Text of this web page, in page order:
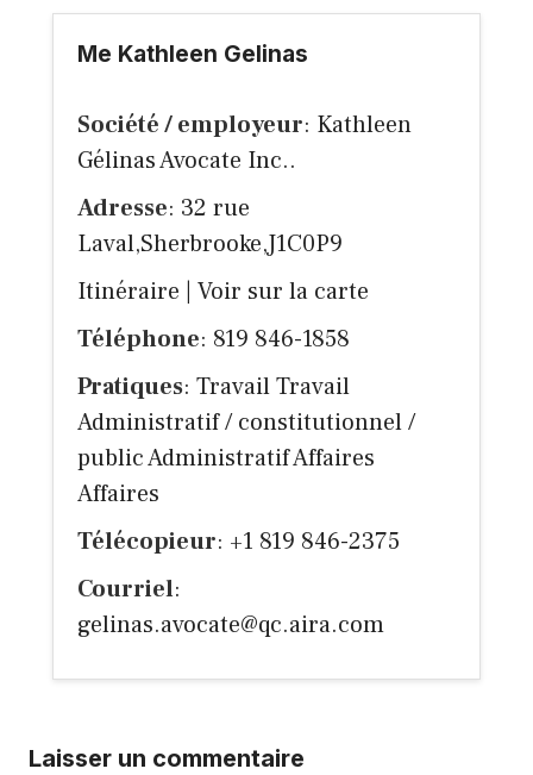
Me Kathleen Gelinas
Société / employeur: Kathleen
Gélinas Avocate Inc..
Adresse: 32 rue
Laval,Sherbrooke,J1C0P9
Itinéraire
Voir sur la carte
Téléphone: 819 846-1858
Pratiques: Travail Travail
Administratif / constitutionnel /
public Administratif Affaires
Affaires
Télécopieur: +1 819 846-2375
Courriel:
gelinas.avocate@qc.aira.com
Laisser un commentaire